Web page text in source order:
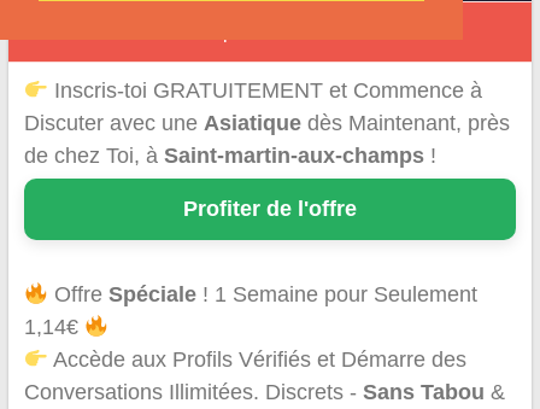
Inscris-toi GRATUITEMENT et Commence à
Discuter avec une Asiatiquedès Maintenant, près
de chez Toi, à Saint-martin-aux-champs!
Profiter de l'offre
OffreSpéciale ! 1 Semaine pour Seulement
1,14€
Accède aux Profils Vérifiés et Démarre des
Conversations Illimitées. Discrets - Sans Tabou &